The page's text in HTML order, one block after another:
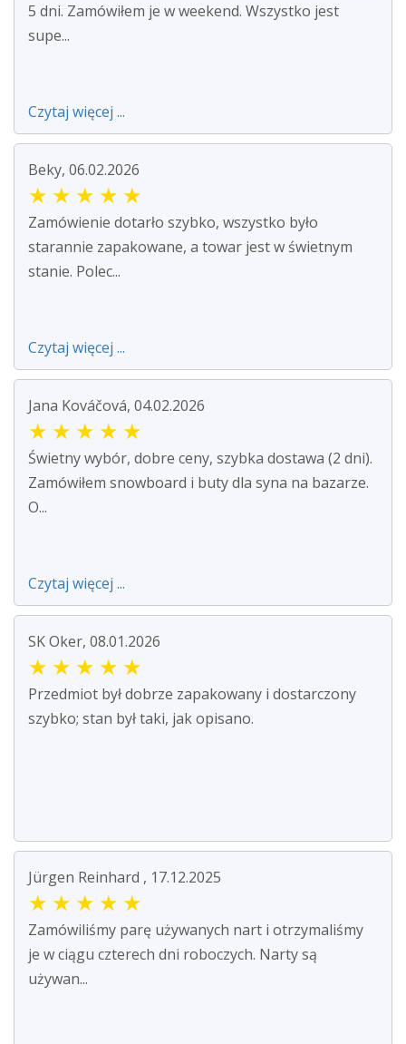
5 dni. Zamówiłem je w weekend. Wszystko jest
supe...
Czytaj więcej ...
Beky, 06.02.2026
★ ★ ★ ★ ★
Zamówienie dotarło szybko, wszystko było
starannie zapakowane, a towar jest w świetnym
stanie. Polec...
Czytaj więcej ...
Jana Kováčová, 04.02.2026
★ ★ ★ ★ ★
Świetny wybór, dobre ceny, szybka dostawa (2 dni).
Zamówiłem snowboard i buty dla syna na bazarze.
O...
Czytaj więcej ...
SK Oker, 08.01.2026
★ ★ ★ ★ ★
Przedmiot był dobrze zapakowany i dostarczony
szybko; stan był taki, jak opisano.
Jürgen Reinhard , 17.12.2025
★ ★ ★ ★ ★
Zamówiliśmy parę używanych nart i otrzymaliśmy
je w ciągu czterech dni roboczych. Narty są
używan...